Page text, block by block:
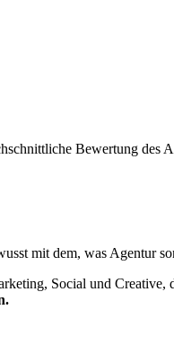
Bewertung des
mit dem, was Agentur
Social und